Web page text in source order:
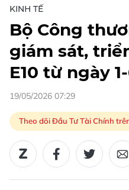
KINH TẾ
Bộ Công
giám sát,
E10 từ ngày
19/05/2026 07:29
Theo dõi Đầu Tư Tài Chính